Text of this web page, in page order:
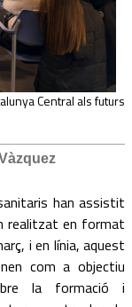
Central als futurs
han assistit
realitzat en format
i en línia, aquest
com a objectiu
la formació i